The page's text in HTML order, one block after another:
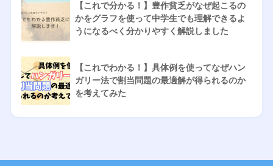
【これで分かる！】豊作貧乏がなぜ起こるの
かをグラフを使って中学生でも理解できるよ
うになるべく分かりやすく解説しました
【これでわかる！】具体例を使ってなぜハン
ガリー法で割当問題の最適解が得られるのか
を考えてみた